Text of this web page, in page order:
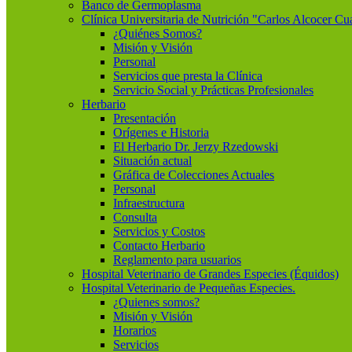
Banco de Germoplasma
Clínica Universitaria de Nutrición "Carlos Alcocer
¿Quiénes Somos?
Misión y Visión
Personal
Servicios que presta la Clínica
Servicio Social y Prácticas Profesionales
Herbario
Presentación
Orígenes e Historia
El Herbario Dr. Jerzy Rzedowski
Situación actual
Gráfica de Colecciones Actuales
Personal
Infraestructura
Consulta
Servicios y Costos
Contacto Herbario
Reglamento para usuarios
Hospital Veterinario de Grandes Especies (Équidos)
Hospital Veterinario de Pequeñas Especies.
¿Quienes somos?
Misión y Visión
Horarios
Servicios